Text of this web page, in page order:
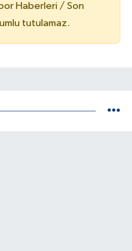
Haberleri / Son
tutulamaz.